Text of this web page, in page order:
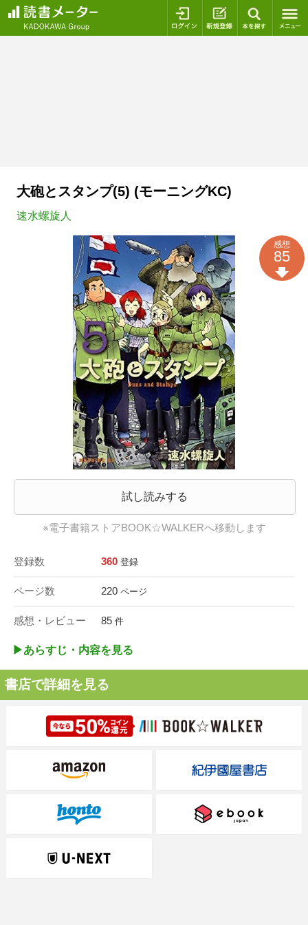
ログイン 新規登録
大砲とスタンプ(5) (モーニングKC)
速水螺旋人
試し読みする
※電子書籍ストアBOOK☆WALKERへ移動します
登録数 360 登録
ページ数 220 ページ
感想・レビュー 85 件
感想
85
▶︎あらすじ・内容を見る
書店で詳細を見る